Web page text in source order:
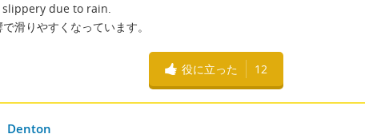
slippery due to rain.
滑りやすくなっています。
役に立った 12
Denton